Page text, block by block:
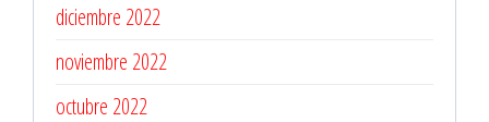
diciembre 2022
noviembre 2022
octubre 2022